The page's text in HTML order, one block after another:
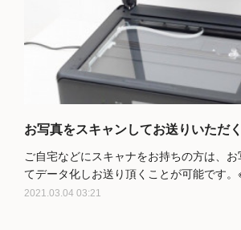
2021.03.04 03:21
お写真をスキャンしてお送りいただ
ご自宅などにスキャナをお持ちの方は、
てデータ化しお送り頂くことが可能です